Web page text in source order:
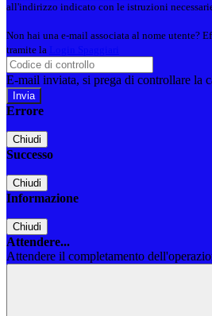
all'indirizzo indicato con le istruzioni
Non hai una e-mail associata al nome utente?
tramite la
E-mail inviata, si prega di controllare la
Errore
Chiudi
Successo
Chiudi
Informazione
Chiudi
Attendere...
Attendere il completamento